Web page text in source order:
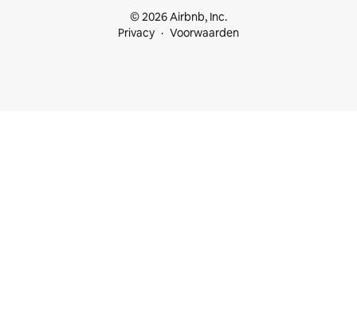
© 2026 Airbnb, Inc.
Privacy
Voorwaarden